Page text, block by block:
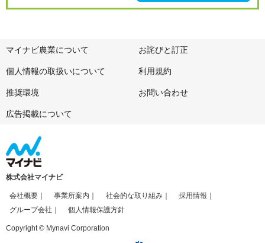
マイナビ農業について お詫びと訂正
個人情報の取扱いについて 利用規約
推奨環境 お問い合わせ
広告掲載について
株式会社マイナビ
会社概要 事業所案内 社会的な取り組み
採用情報
グループ会社
個人情報保護方針
Copyright © Mynavi Corporation